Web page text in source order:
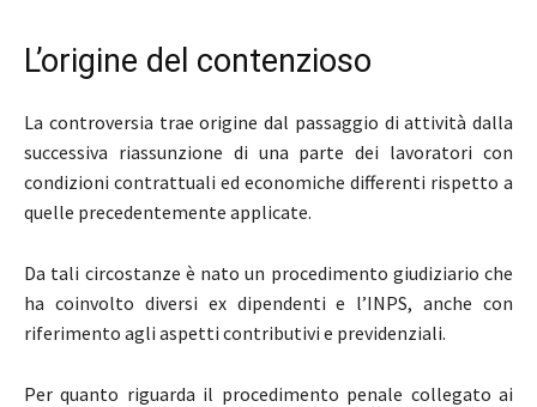
L’origine del contenzioso
La controversia trae origine dal passaggio di attività dalla
successiva riassunzione di una parte dei lavoratori con
condizioni contrattuali ed economiche differenti rispetto a
quelle precedentemente applicate.
Da tali circostanze è nato un procedimento giudiziario che
ha coinvolto diversi ex dipendenti e l’INPS, anche con
riferimento agli aspetti contributivi e previdenziali.
Per quanto riguarda il procedimento penale collegato ai